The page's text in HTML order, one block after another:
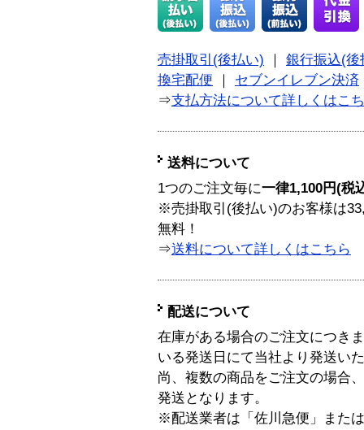
売掛取引(後払い)
銀行振込(後
換宅配便
セブンイレブン決済
⇒支払方法について詳しくはこ
送料について
1つのご注文毎に一律1,100円(税
※売掛取引(後払い)のお客様は
無料！
⇒送料について詳しくはこちら
配送について
在庫がある場合のご注文につき
いる発送日にて当社より発送い
尚、複数の商品をご注文の場合
発送となります。
※配送業者は「佐川急便」また